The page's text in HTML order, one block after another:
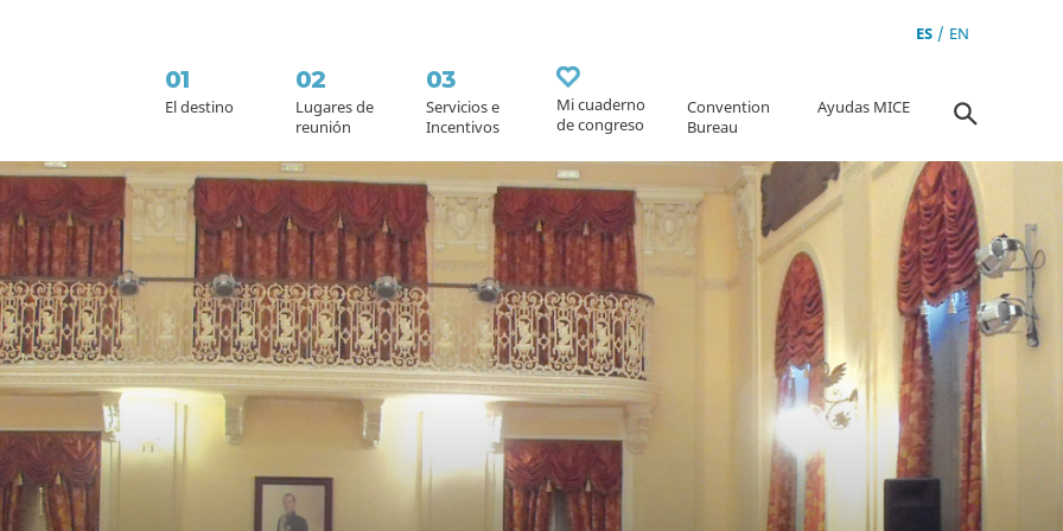
ES EN
01
El destino
02
Lugares de
reunión
03
Servicios e
Incentivos
Mi cuaderno
de congreso
Convention
Bureau
Ayudas MICE